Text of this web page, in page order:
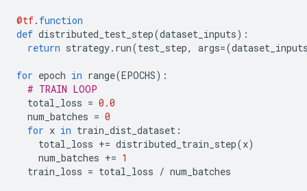
@tf. function
def distributed_test_step(dataset_inputs):
return strategy. run(test_step, args=(
for epoch in range(EPOCHS):
# TRAIN LOOP
total_loss = 0.0
num_batches = 0
for x in train_dist_dataset :
total_loss += distributed_train_step(x)
num_batches += 1
train_loss = total_loss / num_batches